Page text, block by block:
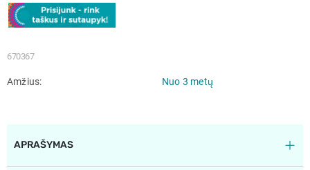
670367
Amžius Nuo 3 metų
APRAŠYMAS